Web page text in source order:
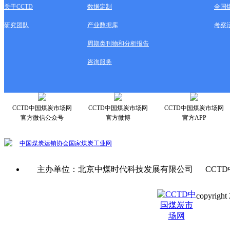
关于CCTD 数据定制 全国
研究团队 产业数据库 考察
周期类刊物和分析报告
咨询服务
CCTD中国煤炭市场网
官方微信公众号
CCTD中国煤炭市场网
官方微博
CCTD中国煤炭市场网
官方APP
中国煤炭运销协会国家煤炭工业网
主办单位：北京中煤时代科技发展有限公司
copyright